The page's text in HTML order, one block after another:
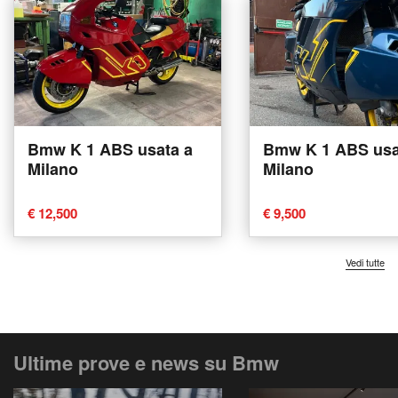
Bmw K 1 ABS usata a
Milano
€ 12,500
Bmw K 1 ABS
Milano
€ 9,500
Vedi tutte
Ultime prove e news su Bmw